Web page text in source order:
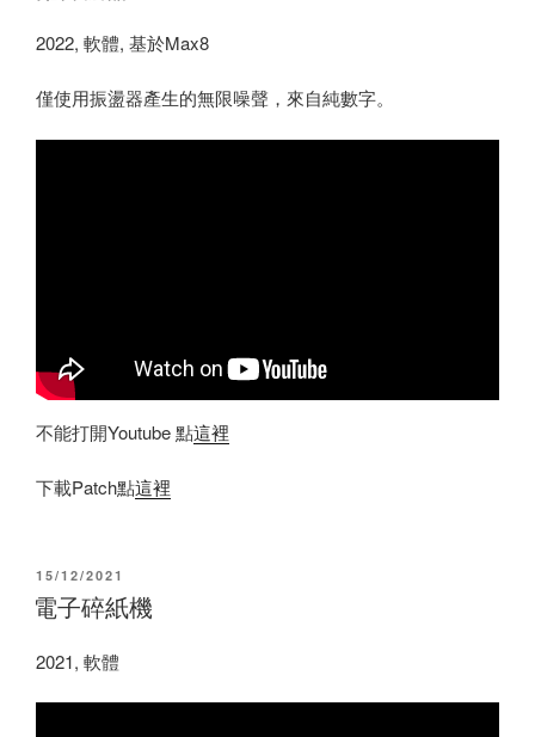
2022, 軟體, 基於Max8
僅使用振盪器產生的無限噪聲，來自純數字。
不能打開Youtube 點這裡
下載Patch點這裡
POSTED
ON
15/12/2021
電子碎紙機
2021, 軟體